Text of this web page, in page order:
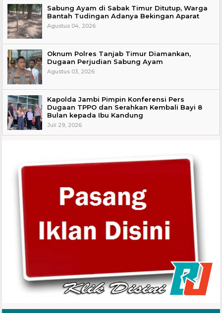
Sabung Ayam di Sabak Timur Ditutup, Warga
Bantah Tudingan Adanya Bekingan Aparat
Agustus 04, 2026
Oknum Polres Tanjab Timur Diamankan,
Dugaan Perjudian Sabung Ayam
Agustus 03, 2026
Kapolda Jambi Pimpin Konferensi Pers
Dugaan TPPO dan Serahkan Kembali Bayi 8
Bulan kepada Ibu Kandung
Juli 29, 2026